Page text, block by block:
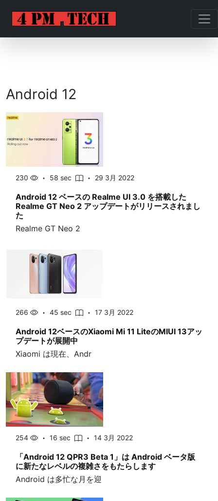
Android 12
230 58 sec 29 3月 2022
Android 12 ベースの Realme UI 3.0 を搭載した
Realme GT Neo 2 アップデートがリリースされまし
た
Realme GT Neo 2
266 45 sec 17 3月 2022
Android 12ベースのXiaomi Mi 11 LiteのMIUI 13アッ
プデートが展開中
Xiaomi は現在、Andr
254 16 sec 14 3月 2022
「Android 12 QPR3 Beta 1」は Android ベータ版
に新たなレベルの複雑さをもたらします
Android は多忙な月を迎